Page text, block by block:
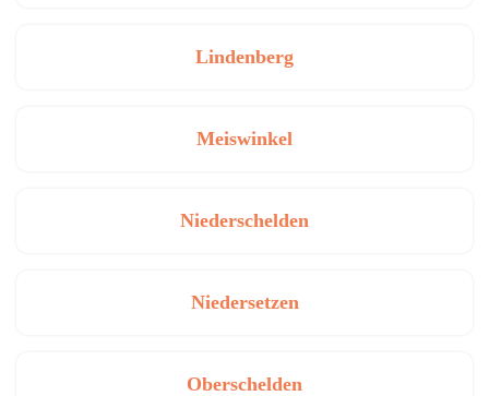
Lindenberg
Meiswinkel
Niederschelden
Niedersetzen
Oberschelden